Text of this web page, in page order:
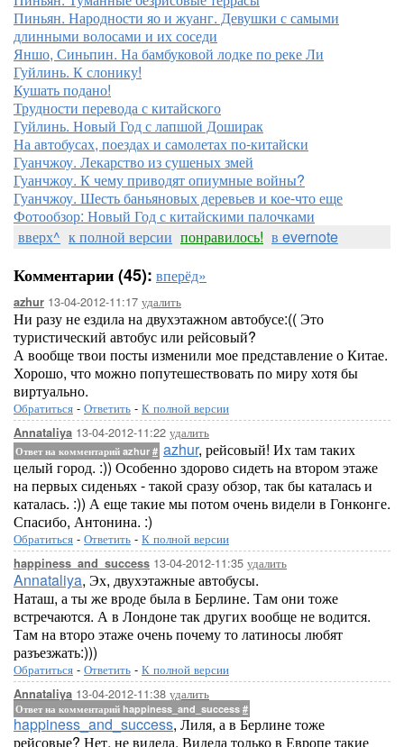
Пиньян. Народности яо и жуанг. Девушки с самыми
длинными волосами и их соседи
Яншо, Синьпин. На бамбуковой лодке по реке Ли
Гуйлинь. К слонику!
Кушать подано!
Трудности перевода с китайского
Гуйлинь. Новый Год с лапшой Доширак
На автобусах, поездах и самолетах по-китайски
Гуанчжоу. Лекарство из сушеных змей
Гуанчжоу. К чему приводят опиумные войны?
Гуанчжоу. Шесть баньяновых деревьев и кое-что еще
Фотообзор: Новый Год с китайскими палочками
вверх^ к полной версии понравилось! в evernote
Комментарии (45): вперёд»
azhur 13-04-2012-11:17 удалить
Ни разу не ездила на двухэтажном автобусе:(( Это
туристический автобус или рейсовый?
А вообще твои посты изменили мое представление о Китае.
Хорошо, что можно попутешествовать по миру хотя бы
виртуально.
Обратиться - Ответить - К полной версии
Annataliya 13-04-2012-11:22 удалить
Ответ на комментарий azhur # azhur, рейсовый! Их там таких
целый город. :)) Особенно здорово сидеть на втором этаже
на первых сиденьях - такой сразу обзор, так бы каталась и
каталась. :)) А еще такие мы потом очень видели в Гонконге.
Спасибо, Антонина. :)
Обратиться - Ответить - К полной версии
happiness_and_success 13-04-2012-11:35 удалить
Annataliya, Эх, двухэтажные автобусы.
Наташ, а ты же вроде была в Берлине. Там они тоже
встречаются. А в Лондоне так других вообще не водится.
Там на второ этаже очень почему то латиносы любят
разъезжать:)))
Обратиться - Ответить - К полной версии
Annataliya 13-04-2012-11:38 удалить
Ответ на комментарий happiness_and_success #
happiness_and_success, Лиля, а в Берлине тоже
рейсовые? Нет, не видела. Видела только в Европе такие